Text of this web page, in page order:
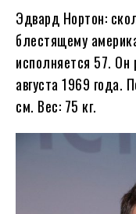
Эдвард Нортон:
блестящему
исполняется 57. Он
августа 1969 года.
см. Вес: 75 кг.